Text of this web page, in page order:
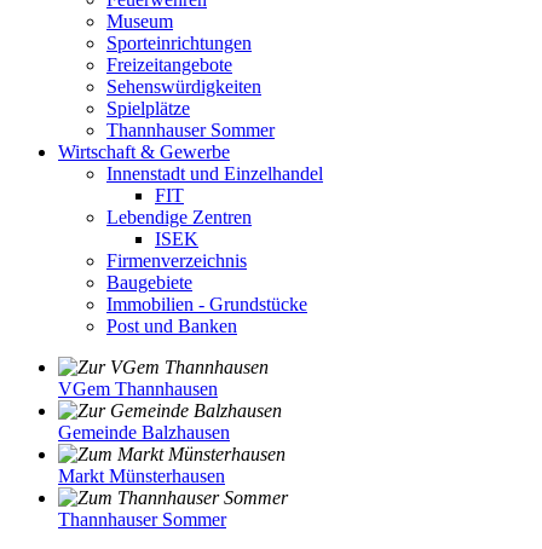
Museum
Sporteinrichtungen
Freizeitangebote
Sehenswürdigkeiten
Spielplätze
Thannhauser Sommer
Wirtschaft & Gewerbe
Innenstadt und Einzelhandel
FIT
Lebendige Zentren
ISEK
Firmenverzeichnis
Baugebiete
Immobilien - Grundstücke
Post und Banken
VGem Thannhausen
Gemeinde Balzhausen
Markt Münsterhausen
Thannhauser Sommer